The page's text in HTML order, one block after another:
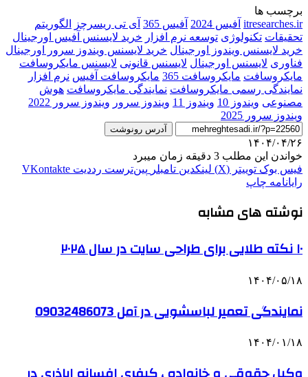
برچسب ها
itresearches.ir آفیس 2024 آفیس 365 آی تی ریسرچز
الگوریتم
تحقیقات تکنولوژی توسعه نرم افزار خرید لایسنس آفیس اورجینال
خرید لایسنس ویندوز اورجینال خرید لایسنس ویندوز سرور اورجینال
فناوری لایسنس اورجینال لایسنس قانونی لایسنس مایکروسافت
مایکروسافت مایکروسافت 365 مایکروسافت آفیس نرم‌ افزار
نمایندگی رسمی مایکروسافت نمایندگی مایکروسافت هوش
مصنوعی ویندوز 10 ویندوز 11 ویندوز سرور ویندوز سرور 2022
ویندوز سرور 2025
آدرس رونوشت
۱۴۰۴/۰۴/۲۶
خواندن این مطلب 3 دقیقه زمان میبرد
فیس بوک توییتر (X) لینکدین ‫تامبلر ‫پین‌ترست ‫رددیت ‫VKontakte
رایانامه چاپ
نوشته های مشابه
۱۰ نکته طلایی برای طراحی سایت در سال ۲۰۲۵
۱۴۰۴/۰۵/۱۸
نمایندگی تعمیر لباسشویی در آمل 09032486073
۱۴۰۴/۰۱/۱۸